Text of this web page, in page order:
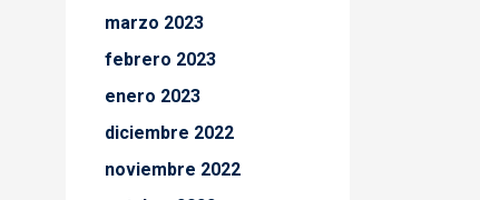
marzo 2023
febrero 2023
enero 2023
diciembre 2022
noviembre 2022